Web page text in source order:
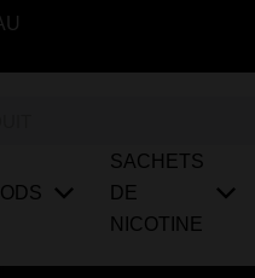
SACHETS
DE
NICOTINE